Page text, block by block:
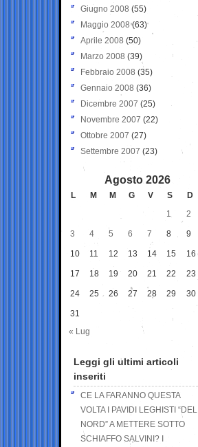
Giugno 2008 (55)
Maggio 2008(63)
Aprile 2008 (50)
Marzo 2008 (39)
Febbraio 2008 (35)
Gennaio 2008 (36)
Dicembre 2007 (25)
Novembre 2007 (22)
Ottobre 2007 (27)
Settembre 2007 (23)
Agosto 2026
L M M G V S
D
1
2
3 4 5 6 7 8 9
10 11 12 13 14 15 16
17 18 19 20 21 22 23
24 25 26 27 28 29 30
31
« Lug
Leggi gli ultimi articoli
inseriti
CE LA FARANNO QUESTA
VOLTA I PAVIDI LEGHISTI “DEL
NORD” A METTERE SOTTO
SCHIAFFO SALVINI? I